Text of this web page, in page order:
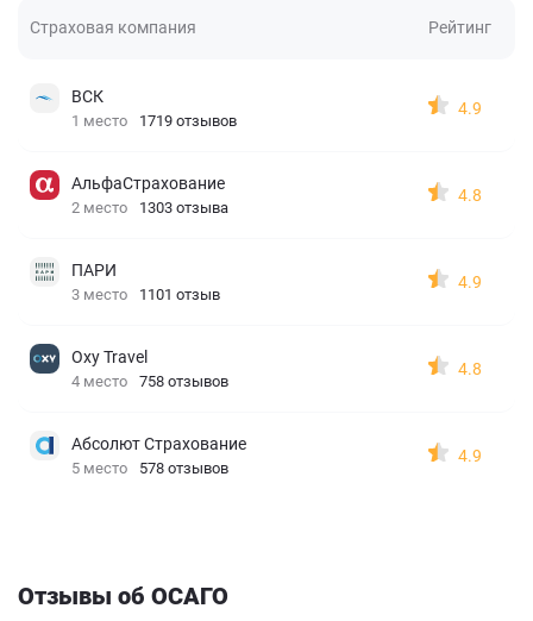
Страховая компания Рейтинг
ВСК
1 место 1719 отзывов
4.9
АльфаСтрахование
2 место 1303 отзыва
4.8
ПАРИ
3 место 1101 отзыв
4.9
Oxy Travel
4 место 758 отзывов
4.8
Абсолют Страхование
5 место 578 отзывов
4.9
Отзывы об ОСАГО